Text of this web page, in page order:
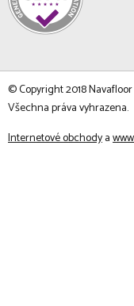
© Copyright 2018
Všechna práva vyhrazena.
Internetové obchodya